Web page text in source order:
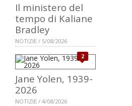
Il ministero del
tempo di Kaliane
Bradley
NOTIZIE / 5/08/2026
2
Jane Yolen, 1939-
2026
NOTIZIE / 4/08/2026